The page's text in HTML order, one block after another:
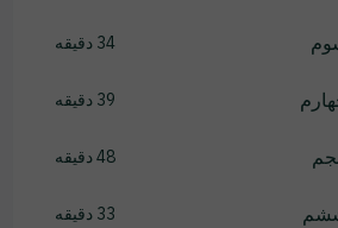
34 دقیقه
39 دقیقه
48 دقیقه
33 دقیقه